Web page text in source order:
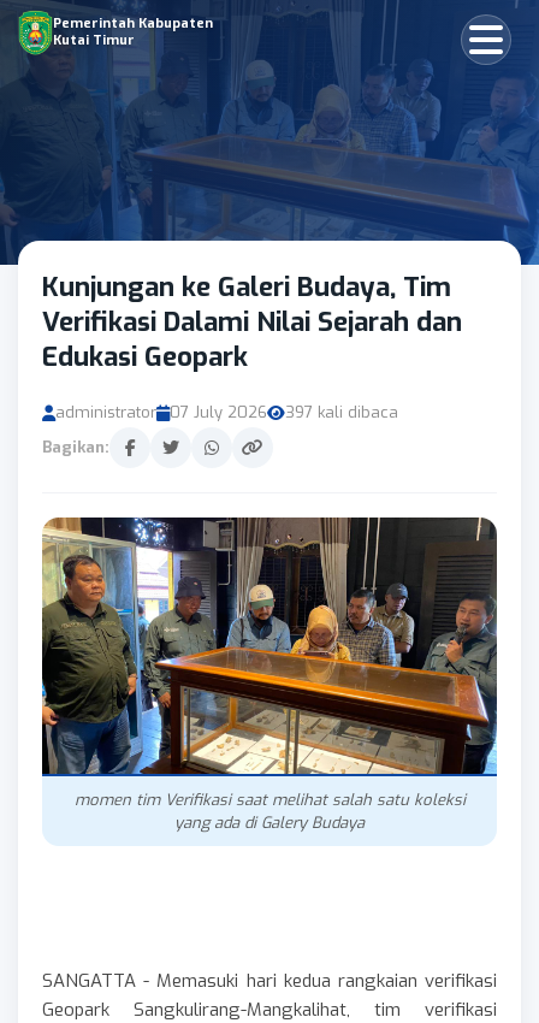
Pemerintah Kabupaten
Kutai Timur
Kunjungan ke Galeri Budaya, Tim
Verifikasi Dalami Nilai Sejarah dan
Edukasi Geopark
administrator 07 July 2026
397 kali dibaca
Bagikan:
momen tim Verifikasi saat melihat salah satu koleksi
yang ada di Galery Budaya
SANGATTA - Memasuki hari kedua rangkaian verifikasi
Geopark Sangkulirang-Mangkalihat, tim verifikasi